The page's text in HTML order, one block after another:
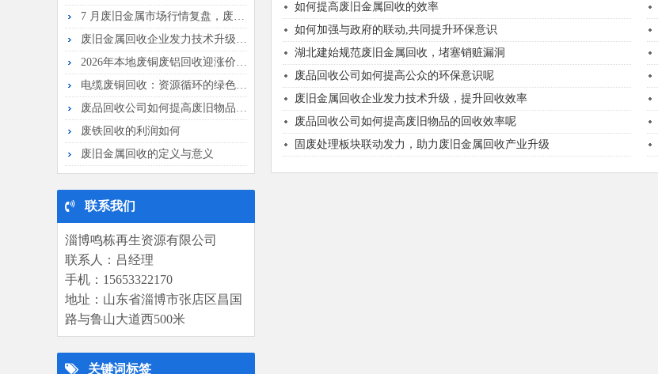
7 月废旧金属市场行情复盘，废铁窄幅...
废旧金属回收企业发力技术升级，提升回...
2026年本地废铜废铝回收迎涨价 居...
电缆废铜回收：资源循环的绿色之路
废品回收公司如何提高废旧物品的回收效...
废铁回收的利润如何
废旧金属回收的定义与意义
联系我们
淄博鸣栋再生资源有限公司
联系人：吕经理
手机：15653322170
地址：山东省淄博市张店区昌国
路与鲁山大道西500米
关键词标签
如何提高废旧金属回收的效率
如何加强与政府的联动,共同提升环保意识
湖北建始规范废旧金属回收，堵塞销赃漏洞
废品回收公司如何提高公众的环保意识呢
废旧金属回收企业发力技术升级，提升回收效率
废品回收公司如何提高废旧物品的回收效率呢
固废处理板块联动发力，助力废旧金属回收产业升级